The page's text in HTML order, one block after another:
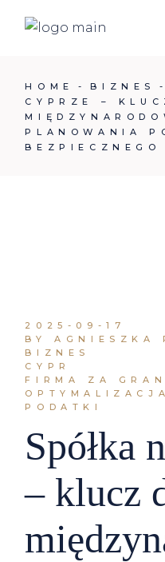
HOME BIZNES
CYPRZE –
PLANOWANIA
BEZPIECZNEGO
2025-09-17
BY AGNIESZKA
BIZNES
CYPR
FIRMA ZA
PODATKI
Spółka
– klucz